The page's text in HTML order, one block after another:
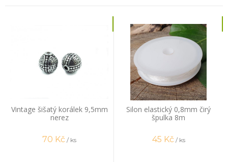
Vintage šišatý korálek 9,5mm
nerez
70 Kč / ks
Silon elastický 0,8mm čirý
špulka 8m
45 Kč / ks